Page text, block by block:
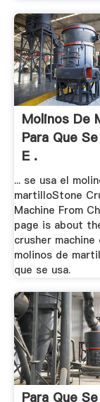
Molinos De
Para Que
E .
... se usa el
martilloStone
Machine From
page is about
crusher machine
molinos de
que se usa.
Para Que